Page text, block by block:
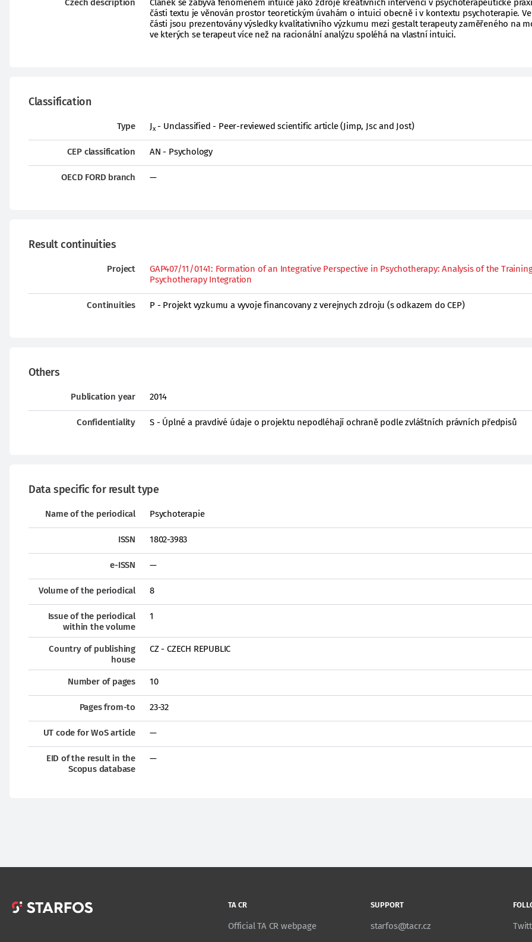
Czech description
Článek se zabývá fenoménem intuice jako zdroje kreativních intervencí v psychoterapeutické
části textu je věnován prostor teoretickým úvahám o intuici obecně i v kontextu psychoterapie.
části jsou prezentovány výsledky kvalitativního výzkumu mezi gestalt terapeuty zaměřeného na
ve kterých se terapeut více než na racionální analýzu spoléhá na vlastní intuici.
Classification
Type Jx- Unclassified - Peer-reviewed scientific article (Jimp, Jsc and Jost)
CEP classification AN - Psychology
OECD FORD branch —
Result continuities
Project
GAP407/11/0141: Formation of an Integrative Perspective in Psychotherapy: Analysis of the
Psychotherapy Integration
Continuities P - Projekt vyzkumu a vyvoje financovany z verejnych zdroju (s odkazem do CEP)
Others
Publication year 2014
Confidentiality S - Úplné a pravdivé údaje o projektu nepodléhají ochraně podle zvláštních právních předpisů
Data specific for result type
Name of the periodical Psychoterapie
ISSN 1802-3983
e-ISSN —
Volume of the periodical 8
Issue of the periodical
within the volume
1
Country of publishing
house
CZ - CZECH REPUBLIC
Number of pages 10
Pages from-to 23-32
UT code for WoS article —
EID of the result in the
Scopus database
—
TA CR
Official TA CR webpage
SUPPORT
starfos@tacr.cz